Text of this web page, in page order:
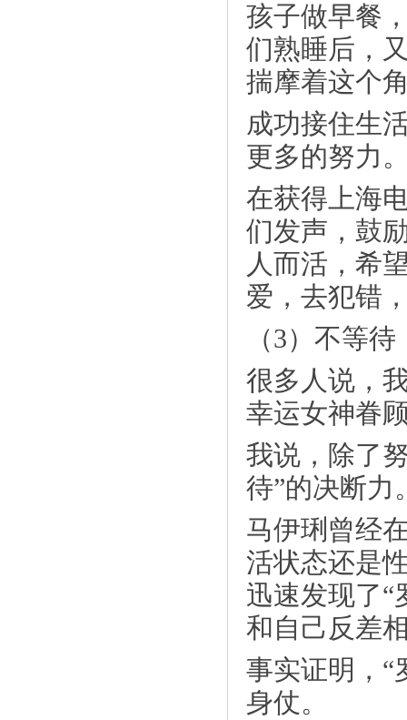
孩子做早餐
们熟睡后，
揣摩着这个
成功接住生
更多的努力
在获得上海
们发声，鼓
人而活，希
爱，去犯错
（3）不等
很多人说，
幸运女神眷
我说，除了
待”的决断力
马伊琍曾经
活状态还是
迅速发现了“
和自己反差
事实证明，“
身仗。